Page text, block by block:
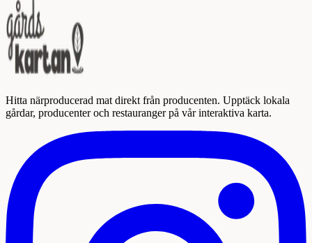
Hitta närproducerad mat direkt från producenten. Upptäck lokala
gårdar, producenter och restauranger på vår interaktiva karta.